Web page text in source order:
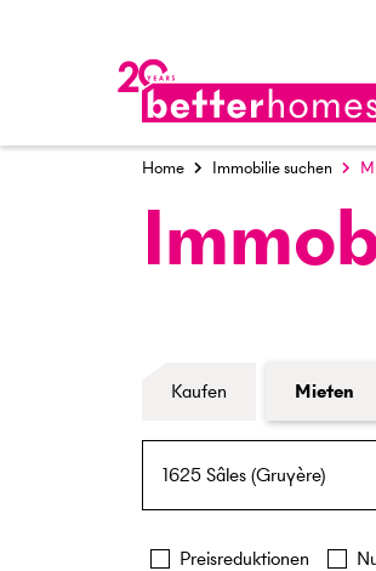
Home Immobilie suchen
Formular
Kaufen
Mieten
Preisreduktionen